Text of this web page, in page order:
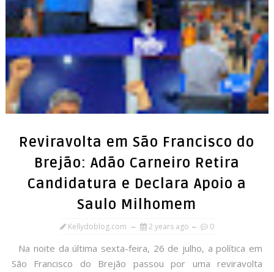
Reviravolta em São Francisco do
Brejão: Adão Carneiro Retira
Candidatura e Declara Apoio a
Saulo Milhomem
Kellydoblog.com 2 years ago 0
Na noite da última sexta-feira, 26 de julho, a política em
São Francisco do Brejão passou por uma reviravolta